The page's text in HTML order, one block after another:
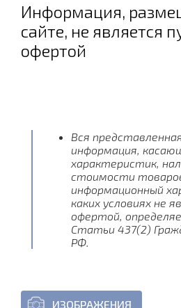
Информация,
сайте, не является
офертой
Вся
информация,
характеристик,
стоимости
информационный
каких условиях не
офертой,
Статьи 437(2)
РФ.
ИЗОБРАЖЕНИЯ